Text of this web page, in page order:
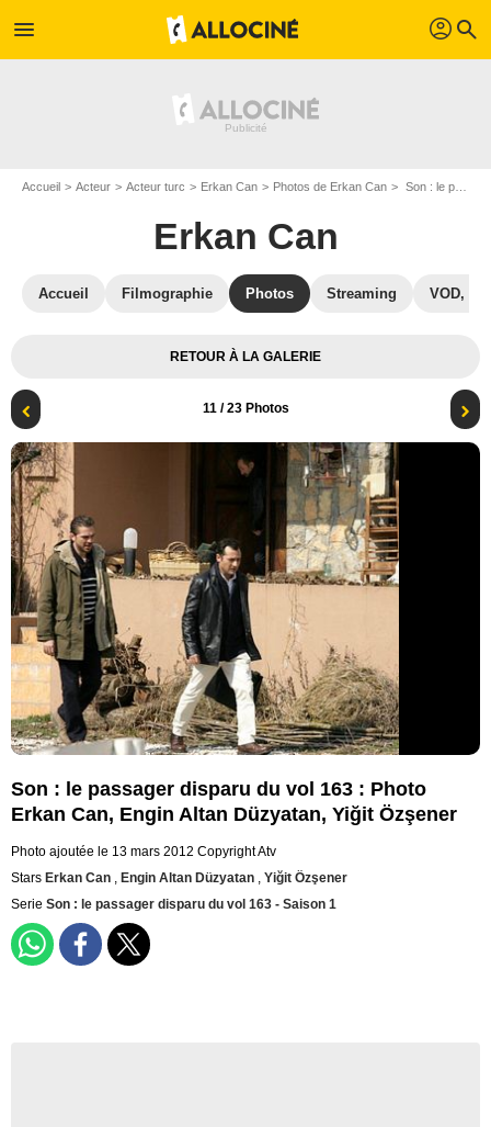
menu profil search
Accueil Acteur Acteur turc Erkan Can Photos de Erkan Can Son : le passager disparu du vol 163 : Photo Erkan Can, Engin Altan Düzyatan, Yiğit Özşener
Erkan Can
Accueil Filmographie Photos Streaming VOD,
RETOUR À LA GALERIE
11/ 23 Photos
Son : le passager disparu du vol 163 : Photo
Erkan Can, Engin Altan Düzyatan, Yiğit Özşener
Photo ajoutée le 13 mars 2012 Copyright Atv
Stars Erkan Can , Engin Altan Düzyatan , Yiğit Özşener
Serie Son : le passager disparu du vol 163 - Saison 1